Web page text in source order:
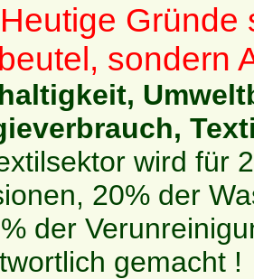
Heutige Gründe
sondern
wird für
20% der
der
gemacht !